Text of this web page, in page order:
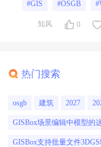
#GIS #OSGB
知风 0
热门搜索
osgb 建筑 2027
GISBox场景编辑中模型的
GISBox支持批量文件